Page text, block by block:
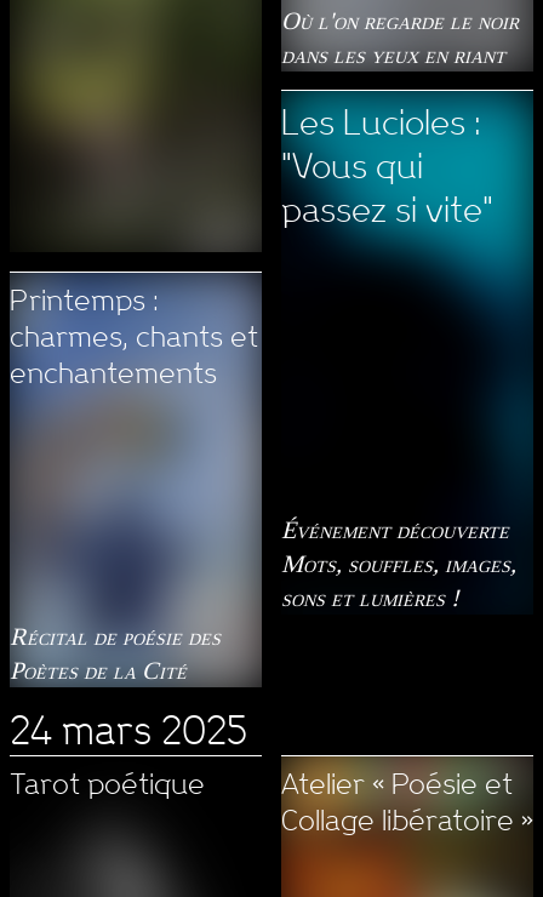
Printemps :
charmes, chants et
enchantements
Récital de poésie des
Poètes de la Cité
Où l'on regarde le noir
dans les yeux en riant
Les Lucioles :
"Vous qui
passez si vite"
Événement découverte
Mots, souffles, images,
sons et lumières !
24 mars 2025
Tarot poétique
Atelier « Poésie et
Collage libératoire »